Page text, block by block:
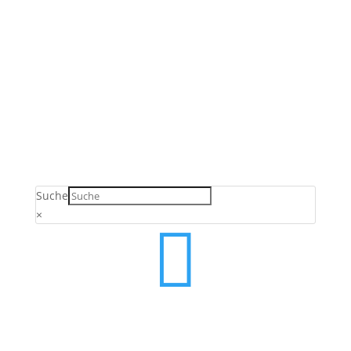
Suche
×
